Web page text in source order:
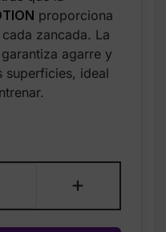
$38.99.
proporciona
zancada. La
garantiza agarre y
superficies, ideal
+